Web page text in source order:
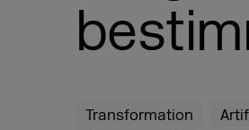
Newsletter
Transformation